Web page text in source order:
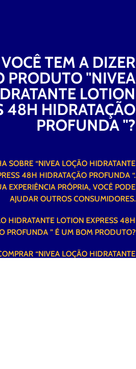
TEM A DIZER
PRODUTO "NIVEA
LOTION
48H HIDRATAÇÃO
PROFUNDA "?
SOBRE “NIVEA LOÇÃO HIDRATANTE
48H HIDRATAÇÃO PROFUNDA “.
EXPERIÊNCIA PRÓPRIA, VOCÊ PODE
AJUDAR OUTROS CONSUMIDORES.
HIDRATANTE LOTION EXPRESS 48H
PROFUNDA ” É UM BOM PRODUTO?
“NIVEA LOÇÃO HIDRATANTE